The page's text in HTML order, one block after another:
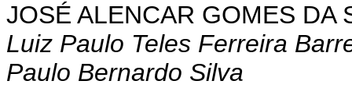
JOSÉ ALENCAR GOMES DA
Luiz Paulo Teles Ferreira
Paulo Bernardo Silva